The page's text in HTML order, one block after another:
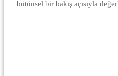
bütünsel bir bakış açısıyla